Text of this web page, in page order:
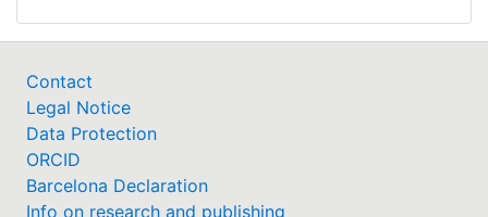
Contact
Legal Notice
Data Protection
ORCID
Barcelona Declaration
Info on research and publishing